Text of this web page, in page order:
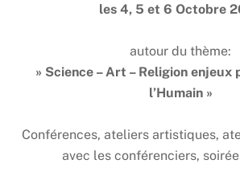
les 4, 5 et 6 Octobre
autour du thème:
» Science – Art – Religion enjeux
l’Humain »
Conférences, ateliers artistiques,
avec les conférenciers,